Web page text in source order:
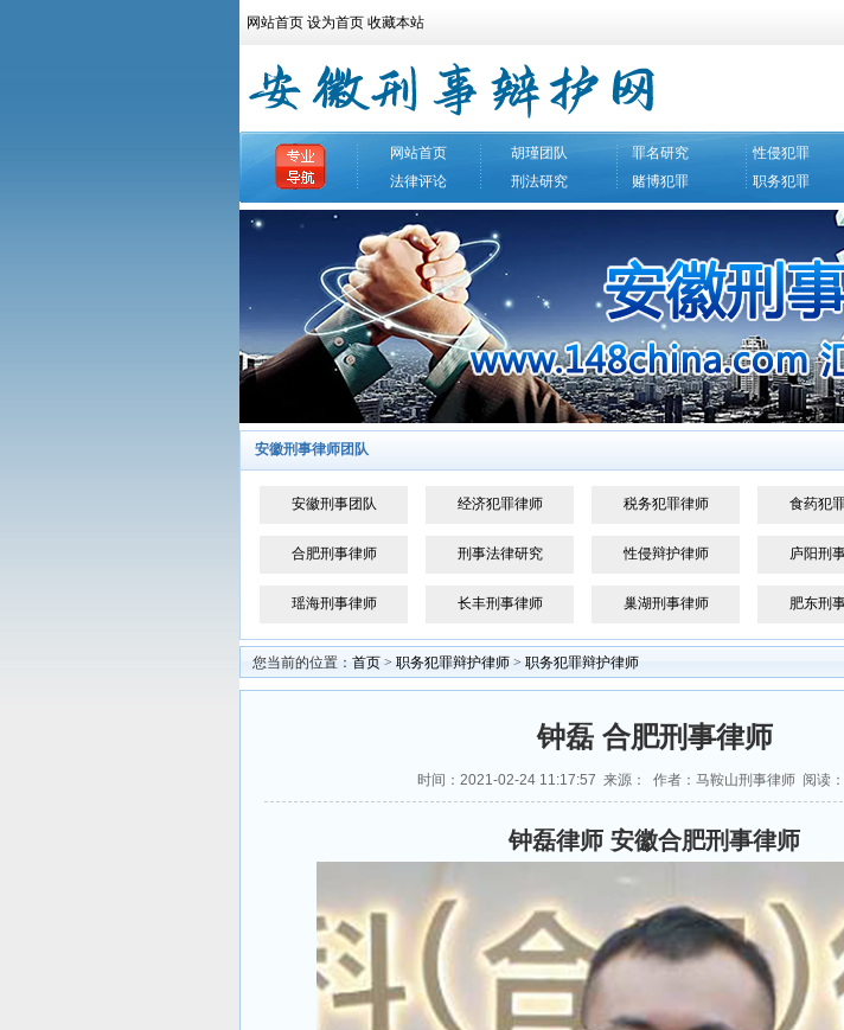
网站首页 设为首页 收藏本站
网站首页 胡瑾团队 罪名研究 性侵犯罪
法律评论
刑法研究 赌博犯罪 职务犯罪
安徽刑事律师团队
安徽刑事团队 经济犯罪律师 税务犯罪律师 食药犯
合肥刑事律师 刑事法律研究 性侵辩护律师 庐阳刑
瑶海刑事律师 长丰刑事律师 巢湖刑事律师 肥东刑
您当前的位置： 首页 > 职务犯罪辩护律师 > 职务犯罪辩护律师
钟磊 合肥刑事律师
时间：2021-02-24 11:17:57 来源： 作者：马鞍山刑事律师 阅读：
钟磊律师 安徽合肥刑事律师